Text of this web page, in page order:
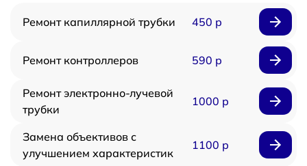
Ремонт капиллярной трубки 450 р
Ремонт контроллеров 590 р
Ремонт электронно-лучевой
трубки
1000 р
Замена объективов с
улучшением характеристик
1100 р